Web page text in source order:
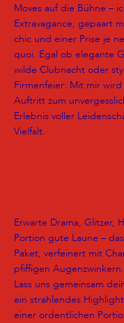
Moves auf die Bühne –
Extravagance, gepaart
chic und einer Prise je
quoi . Egal ob elegante
wilde Clubnacht oder
Firmenfeier: Mit mir
Auftritt zum
Erlebnis voller
Vielfalt.
Erwarte Drama, Glitzer,
Portion gute Laune –
Paket, verfeinert mit
pfiffigen Augenzwinkern.
Lass uns gemeinsam
ein strahlendes
einer ordentlichen